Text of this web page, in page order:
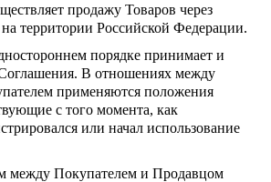
продажу Товаров через
территории Российской Федерации.
порядке принимает и
В отношениях между
применяются положения
с того момента, как
или начал использование
между Покупателем и Продавцом